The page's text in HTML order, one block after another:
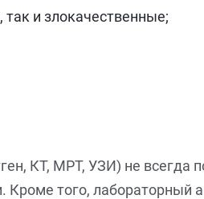
и злокачественные;
КТ, МРТ, УЗИ) не всегда
того, лабораторный